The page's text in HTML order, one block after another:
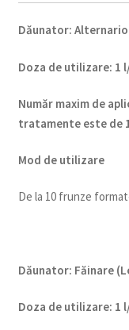
Dăunator:
Doza de utilizare: 1
Număr maxim de
tratamente este de
Mod de utilizare
De la 10 frunze
Dăunator: Făinare
Doza de utilizare: 1